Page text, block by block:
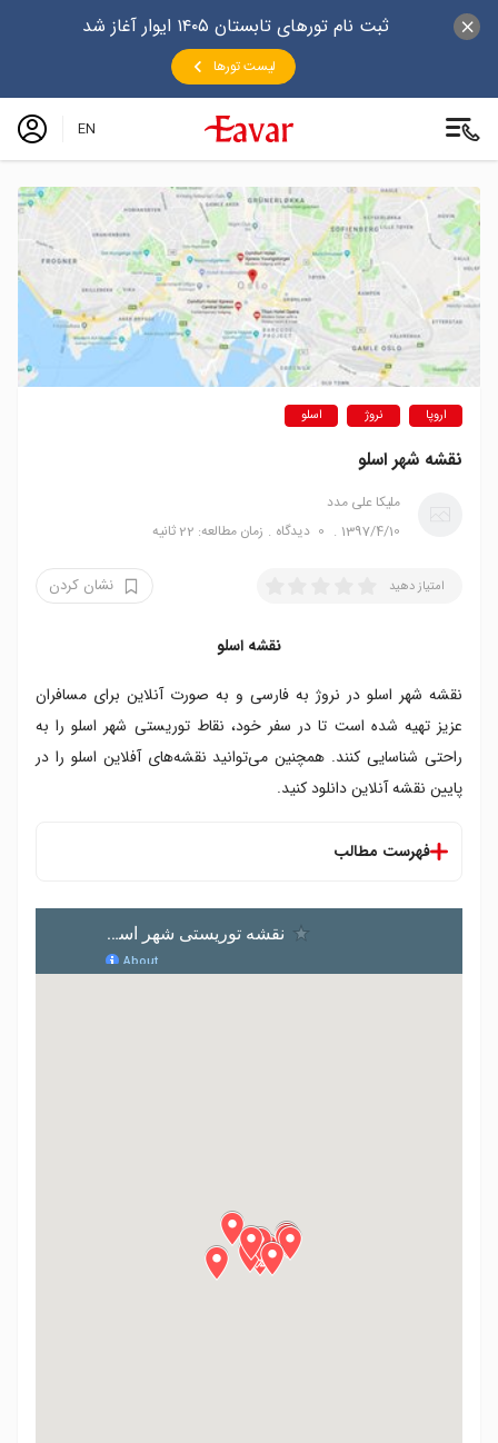
ثبت نام تورهای تابستان ۱۴۰۵ ایوار آغاز شد
لیست تورها
EN
اروپا نروژ اسلو
نقشه شهر اسلو
ملیکا علی مدد
1397/4/10
0 دیدگاه زمان مطالعه: 22 ثانیه
امتیاز دهید نشان کردن
نقشه اسلو
نقشه شهر اسلو در نروژ به فارسی و به صورت آنلاین برای مسافران
عزیز تهیه شده است تا در سفر خود، نقاط توریستی شهر اسلو را به
راحتی شناسایی کنند. همچنین می‌توانید نقشه‌‌های آفلاین اسلو را در
پایین نقشه آنلاین دانلود کنید.
فهرست مطالب
نقشه اتوبوس شهر اسلو را از اینجا دانلود کنید. (آفلاین)
نقشه مترو اسلو را از اینجا دانلود کنید. (آفلاین)